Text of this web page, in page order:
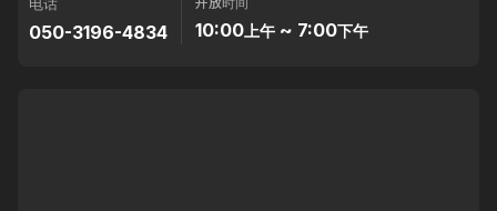
050-3196-4834 10:00 上午 ~ 7:00下午